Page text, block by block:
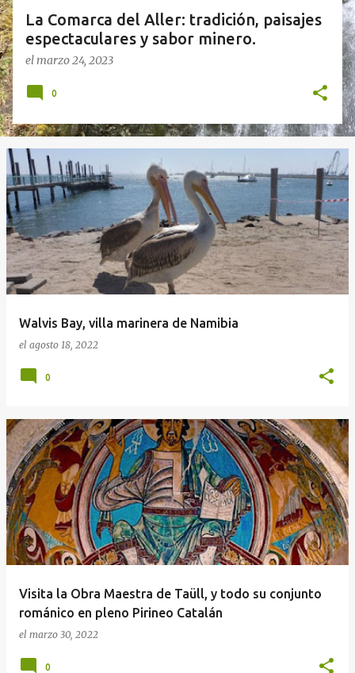
La Comarca del Aller: tradición, paisajes
espectaculares y sabor minero.
elmarzo 24, 2023
0
Walvis Bay, villa marinera de Namibia
el agosto 18, 2022
0
Visita la Obra Maestra de Taüll, y todo su conjunto
románico en pleno Pirineo Catalán
el marzo 30, 2022
0